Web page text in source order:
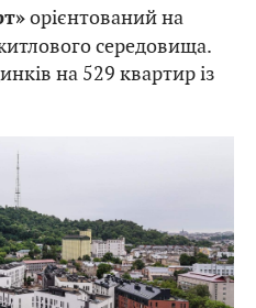
орієнтований на
середовища.
на 529 квартир із